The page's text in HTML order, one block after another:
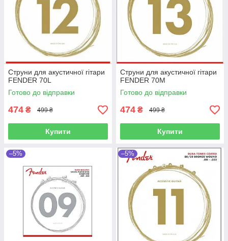
Струни для акустичної гітари
FENDER 70L
Готово до відправки
474 ₴ 499 ₴
Купити
Струни для акустичної гітари
FENDER 70M
Готово до відправки
474 ₴ 499 ₴
Купити
–5% –5%